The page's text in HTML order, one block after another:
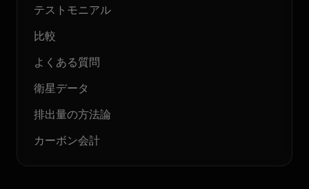
テストモニアル
比較
よくある質問
衛星データ
排出量の方法論
カーボン会計